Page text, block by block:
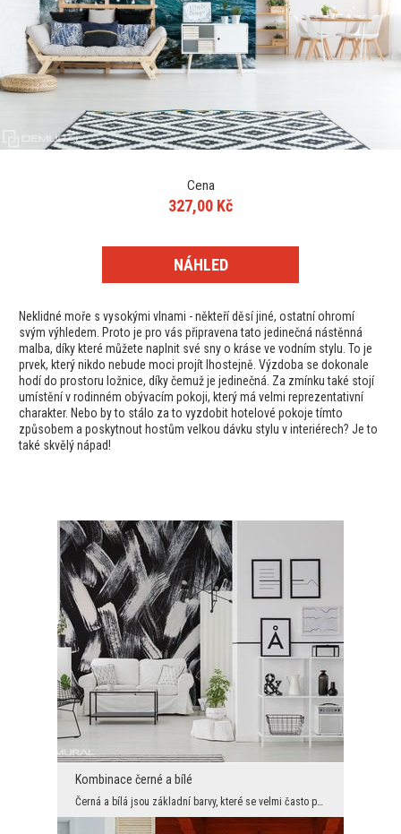
Cena
327,00 Kč
NÁHLED
Neklidné moře s vysokými vlnami - někteří děsí jiné, ostatní ohromí
svým výhledem. Proto je pro vás připravena tato jedinečná nástěnná
malba, díky které můžete naplnit své sny o kráse ve vodním stylu. To je
prvek, který nikdo nebude moci projít lhostejně. Výzdoba se dokonale
hodí do prostoru ložnice, díky čemuž je jedinečná. Za zmínku také stojí
umístění v rodinném obývacím pokoji, který má velmi reprezentativní
charakter. Nebo by to stálo za to vyzdobit hotelové pokoje tímto
způsobem a poskytnout hostům velkou dávku stylu v interiérech? Je to
také skvělý nápad!
Kombinace černé a bílé
Černá a bílá jsou základní barvy, které se velmi často používají při aranžování prostoru v modern...